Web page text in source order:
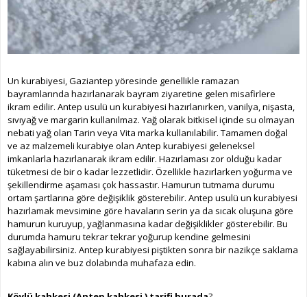
Un kurabiyesi, Gaziantep yöresinde genellikle ramazan
bayramlarında hazırlanarak bayram ziyaretine gelen misafirlere
ikram edilir. Antep usulü un kurabiyesi hazırlanırken, vanilya, nişasta,
sıvıyağ ve margarin kullanılmaz. Yağ olarak bitkisel içinde su olmayan
nebati yağ olan Tarin veya Vita marka kullanılabilir. Tamamen doğal
ve az malzemeli kurabiye olan Antep kurabiyesi geleneksel
imkanlarla hazırlanarak ikram edilir. Hazırlaması zor olduğu kadar
tüketmesi de bir o kadar lezzetlidir. Özellikle hazırlarken yoğurma ve
şekillendirme aşaması çok hassastır. Hamurun tutmama durumu
ortam şartlarına göre değişiklik gösterebilir. Antep usulü un kurabiyesi
hazırlamak mevsimine göre havaların serin ya da sıcak oluşuna göre
hamurun kuruyup, yağlanmasına kadar değişiklikler gösterebilir. Bu
durumda hamuru tekrar tekrar yoğurup kendine gelmesini
sağlayabilirsiniz. Antep kurabiyesi piştikten sonra bir nazikçe saklama
kabına alın ve buz dolabında muhafaza edin.